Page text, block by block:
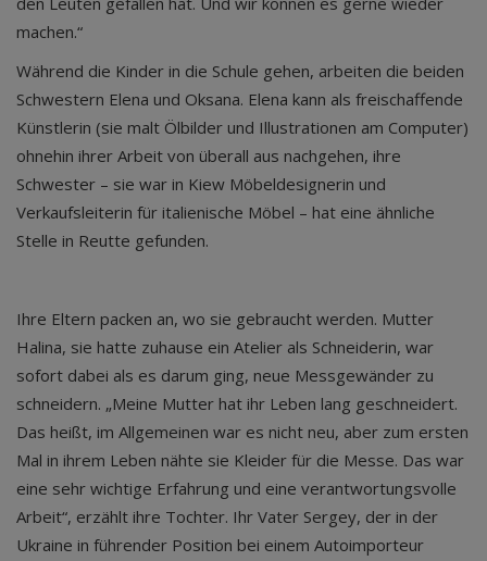
machen.“
Während die Kinder in die Schule gehen, arbeiten die beiden
Schwestern Elena und Oksana. Elena kann als freischaffende
Künstlerin (sie malt Ölbilder und Illustrationen am Computer)
ohnehin ihrer Arbeit von überall aus nachgehen, ihre
Schwester – sie war in Kiew Möbeldesignerin und
Verkaufsleiterin für italienische Möbel – hat eine ähnliche
Stelle in Reutte gefunden.
Ihre Eltern packen an, wo sie gebraucht werden. Mutter
Halina, sie hatte zuhause ein Atelier als Schneiderin, war
sofort dabei als es darum ging, neue Messgewänder zu
schneidern. „Meine Mutter hat ihr Leben lang geschneidert.
Das heißt, im Allgemeinen war es nicht neu, aber zum ersten
Mal in ihrem Leben nähte sie Kleider für die Messe. Das war
eine sehr wichtige Erfahrung und eine verantwortungsvolle
Arbeit“, erzählt ihre Tochter. Ihr Vater Sergey, der in der
Ukraine in führender Position bei einem Autoimporteur